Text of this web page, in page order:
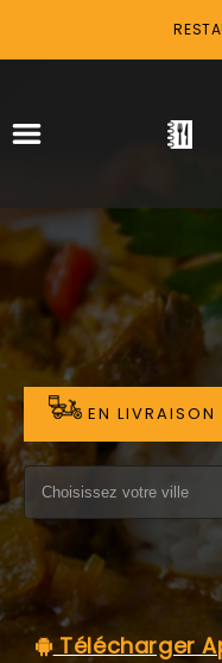
ACCUEIL
LA CARTE
VOTRE COMPTE
NOTRE RESTAURANT
VOS AVIS
MENTIONS LÉGALES
C.G.V
EN LIVRAISON
Télécharger